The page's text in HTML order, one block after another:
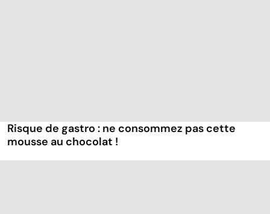
Risque de gastro : ne consommez pas cette
mousse au chocolat !